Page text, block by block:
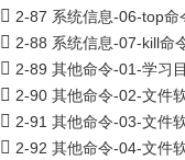
2-87 系统信息-06-top命
2-88 系统信息-07-kill命
2-89 其他命令-01-学习
2-90 其他命令-02-文件
2-91 其他命令-03-文件
2-92 其他命令-04-文件